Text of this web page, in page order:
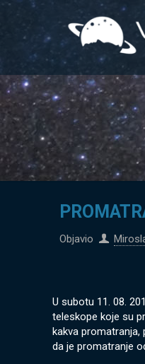
Objavio
U subotu 11. 08.
teleskope koje su
kakva
da je promatranje